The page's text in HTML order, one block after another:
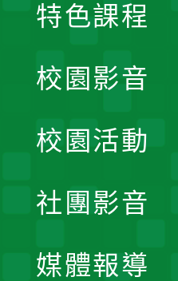
特色課程
校園影音
校園活動
社團影音
媒體報導